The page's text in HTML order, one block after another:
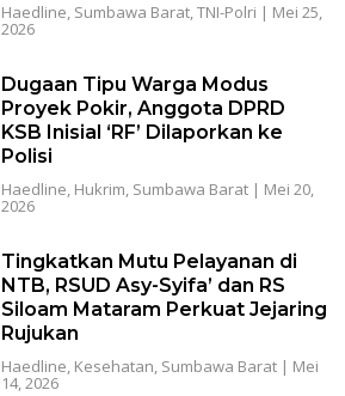
Haedline, Sumbawa Barat,TNI-Polri | Mei 25,
2026
Dugaan Tipu Warga Modus
Proyek Pokir, Anggota DPRD
KSB Inisial ‘RF’ Dilaporkan ke
Polisi
Haedline, Hukrim, Sumbawa Barat| Mei 20,
2026
Tingkatkan Mutu Pelayanan di
NTB, RSUD Asy-Syifa’ dan RS
Siloam Mataram Perkuat Jejaring
Rujukan
Haedline, Kesehatan, Sumbawa Barat| Mei
14, 2026